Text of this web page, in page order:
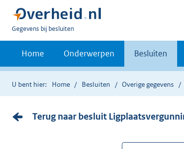
U
bent
Gegevens bij besluiten
Home Onderwerpen Besluiten
U bent hier: Home Besluiten Overige gegevens
Terug naar besluit